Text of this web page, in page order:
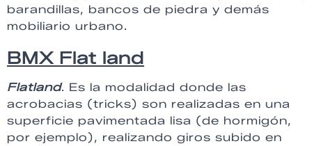
barandillas, bancos de piedra y demás
mobiliario urbano.
BMX Flat land
Flatland. Es la modalidad donde las
acrobacias (tricks) son realizadas en una
superficie pavimentada lisa (de hormigón,
por ejemplo), realizando giros subido en